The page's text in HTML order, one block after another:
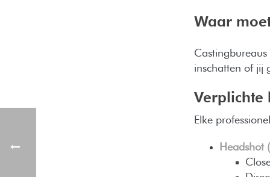
Waar
inschatten of jij
Verplichte
Elke
Headshot